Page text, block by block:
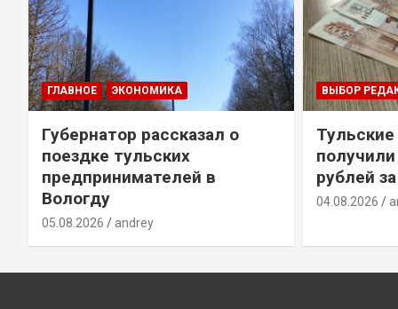
ГЛАВНОЕ ЭКОНОМИКА
Губернатор рассказал о
поездке тульских
предпринимателей в
Вологду
05.08.2026 andrey
ВЫБОР
рублей
04.08.2026